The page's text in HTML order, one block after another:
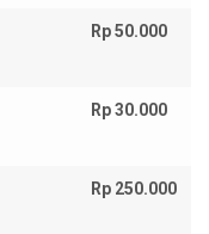
Rp 50.000
Rp 30.000
Rp 250.000